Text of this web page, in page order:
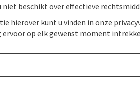
niet beschikt over effectieve
hierover kunt u vinden in onze
op elk gewenst moment